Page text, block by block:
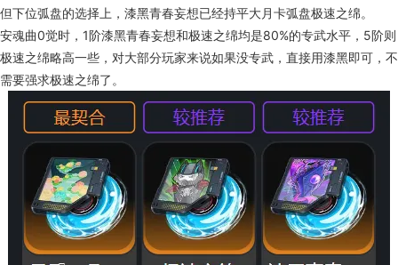
但下位弧盘的选择上，漆黑青春妄想已经持平大月卡弧盘极速之绵。
安魂曲0觉时，1阶漆黑青春妄想和极速之绵均是80%的专武水平，5阶则
极速之绵略高一些，对大部分玩家来说如果没专武，直接用漆黑即可，不
需要强求极速之绵了。